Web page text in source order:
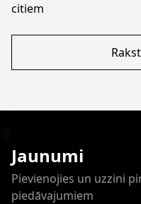
citiem
Jaunumi
Pievienojies un uzzini
piedāvajumiem